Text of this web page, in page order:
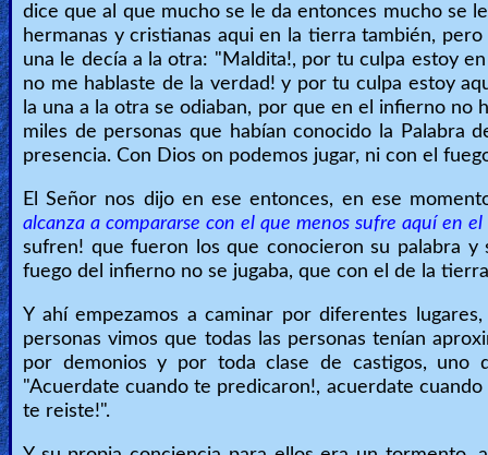
Contact/Feedback/Donate
Follow
us
Social
Media
PDF
Books
Random
Video
Ask
dice que al que mucho se le da entonces mucho se
hermanas y cristianas aqui en la tierra también,
una le decía a la otra: "Maldita!, por tu culpa estoy
no me hablaste de la verdad! y por tu culpa estoy
la una a la otra se odiaban, por que en el infierno no
miles de personas que habían conocido la Palabra
presencia. Con Dios on podemos jugar, ni con el
El Señor nos dijo en ese entonces, en ese
alcanza a compararse con el que menos sufre aquí en
sufren! que fueron los que conocieron su palabra
fuego del infierno no se jugaba, que con el de la
Y ahí empezamos a caminar por diferentes
personas vimos que todas las personas tenían
por demonios y por toda clase de castigos, uno
"Acuerdate cuando te predicaron!, acuerdate
te reiste!".